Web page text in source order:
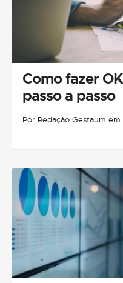
Como fazer
passo a passo
Por Redação Gestaum